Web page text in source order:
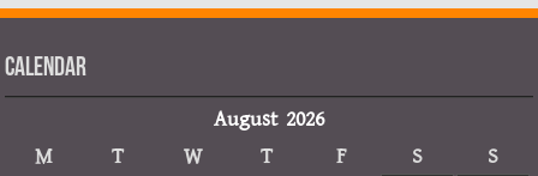
Calendar
August 2026
M
T W T F S
S